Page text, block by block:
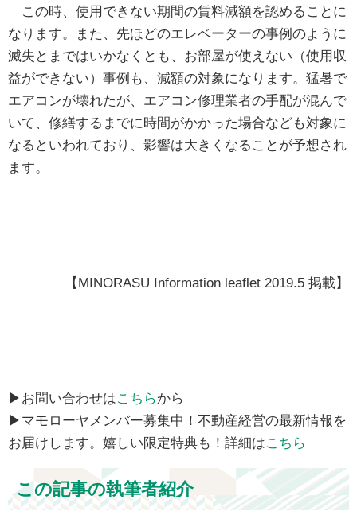
この時、使用できない期間の賃料減額を認めることに
なります。また、先ほどのエレベーターの事例のように
滅失とまではいかなくとも、お部屋が使えない（使用収
益ができない）事例も、減額の対象になります。猛暑で
エアコンが壊れたが、エアコン修理業者の手配が混んで
いて、修繕するまでに時間がかかった場合なども対象に
なるといわれており、影響は大きくなることが予想され
ます。
【MINORASU Information leaflet 2019.5 掲載】
▶お問い合わせはこちらから
▶マモローヤメンバー募集中！不動産経営の最新情報を
お届けします。嬉しい限定特典も！詳細はこちら
この記事の執筆者紹介